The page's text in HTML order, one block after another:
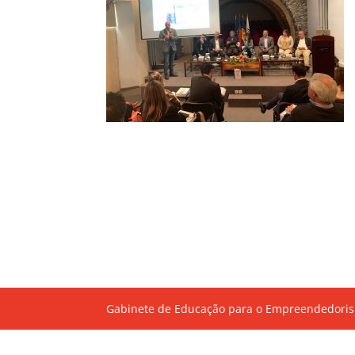
Gabinete de Educação para o